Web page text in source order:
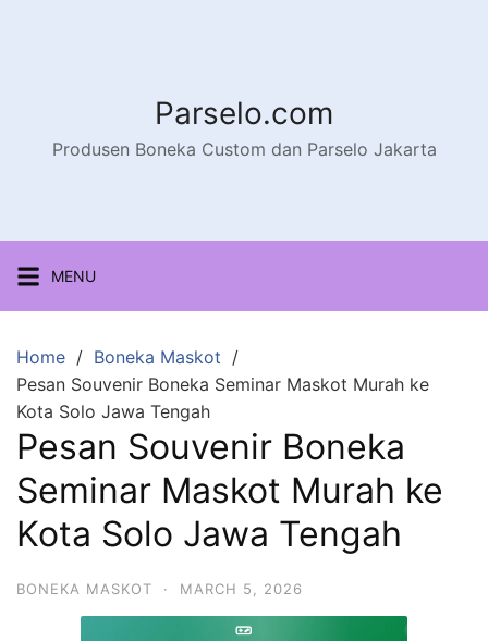
Parselo.com
Produsen Boneka Custom dan Parselo Jakarta
MENU
Home
Boneka Maskot
Pesan Souvenir Boneka Seminar Maskot Murah ke
Kota Solo Jawa Tengah
Pesan Souvenir Boneka
Seminar Maskot Murah ke
Kota Solo Jawa Tengah
BONEKA MASKOT · MARCH 5, 2026